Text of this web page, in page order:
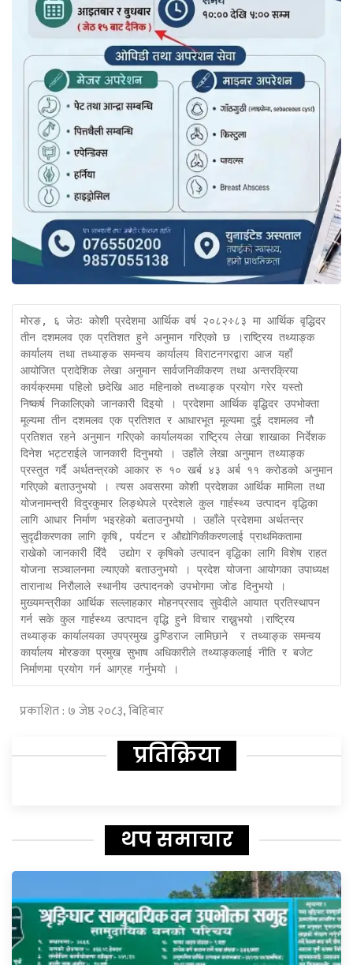
मोरङ, ६ जेठः कोशी प्रदेशमा आर्थिक वर्ष २०८२÷८३ मा आर्थिक वृद्धिदर
तीन दशमलव एक प्रतिशत हुने अनुमान गरिएको छ ।राष्ट्रिय तथ्याङ्क
कार्यालय तथा तथ्याङ्क समन्वय कार्यालय विराटनगरद्वारा आज यहाँ
आयोजित प्रादेशिक लेखा अनुमान सार्वजनिकीकरण तथा अन्तरक्रिया
कार्यक्रममा पहिलो छदेखि आठ महिनाको तथ्याङ्क प्रयोग गरेर यस्तो
निष्कर्ष निकालिएको जानकारी दिइयो । प्रदेशमा आर्थिक वृद्धिदर उपभोक्ता
मूल्यमा तीन दशमलव एक प्रतिशत र आधारभूत मूल्यमा दुई दशमलव नौ
प्रतिशत रहने अनुमान गरिएको कार्यालयका राष्ट्रिय लेखा शाखाका निर्देशक
दिनेश भट्टराईले जानकारी दिनुभयो । उहाँले लेखा अनुमान तथ्याङ्क
प्रस्तुत गर्दै अर्थतन्त्रको आकार रु १० खर्ब ४३ अर्ब ११ करोडको अनुमान
गरिएको बताउनुभयो । त्यस अवसरमा कोशी प्रदेशका आर्थिक मामिला तथा
योजनामन्त्री विदुरकुमार लिङ्थेपले प्रदेशले कुल गार्हस्थ्य उत्पादन वृद्धिका
लागि आधार निर्माण भइरहेको बताउनुभयो । उहाँले प्रदेशमा अर्थतन्त्र
सुदृढीकरणका लागि कृषि, पर्यटन र औद्योगिकीकरणलाई प्राथमिकतामा
राखेको जानकारी दिँदै  उद्योग र कृषिको उत्पादन वृद्धिका लागि विशेष राहत
योजना सञ्चालनमा ल्याएको बताउनुभयो । प्रदेश योजना आयोगका उपाध्यक्ष
तारानाथ निरौलाले स्थानीय उत्पादनको उपभोगमा जोड दिनुभयो ।
मुख्यमन्त्रीका आर्थिक सल्लाहकार मोहनप्रसाद सुवेदीले आयात प्रतिस्थापन
गर्न सके कुल गार्हस्थ्य उत्पादन वृद्धि हुने विचार राख्नुभयो ।राष्ट्रिय
तथ्याङ्क कार्यालयका उपप्रमुख ढुण्डिराज लामिछाने  र तथ्याङ्क समन्वय
कार्यालय मोरङका प्रमुख सुभाष अधिकारीले तथ्याङ्कलाई नीति र बजेट
निर्माणमा प्रयोग गर्न आग्रह गर्नुभयो ।
प्रकाशित : ७ जेष्ठ २०८३, बिहिबार
प्रतिक्रिया
थप समाचार